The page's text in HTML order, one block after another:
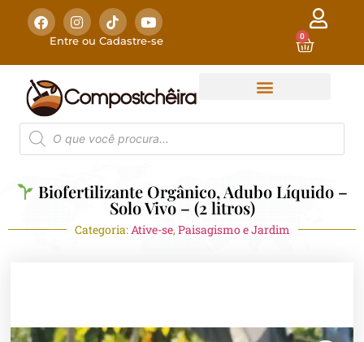
Entre ou Cadastre-se 0
Biofertilizante Orgânico, Adubo Líquido –
Solo Vivo – (2 litros)
Categoria: Ative-se, Paisagismo e Jardim